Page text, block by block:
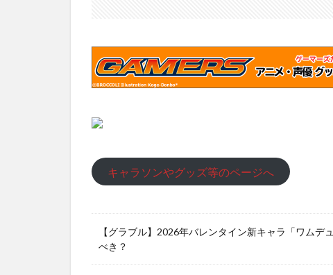
キャラソンやグッズ等のページへ
【グラブル】2026年バレンタイン新キャラ「ワムデ
べき？